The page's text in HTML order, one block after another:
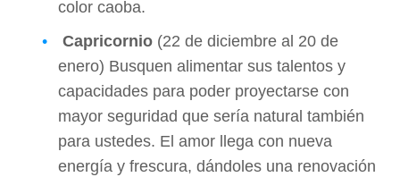
color caoba.
Capricornio (22 de diciembre al 20 de
enero) Busquen alimentar sus talentos y
capacidades para poder proyectarse con
mayor seguridad que sería natural también
para ustedes. El amor llega con nueva
energía y frescura, dándoles una renovación